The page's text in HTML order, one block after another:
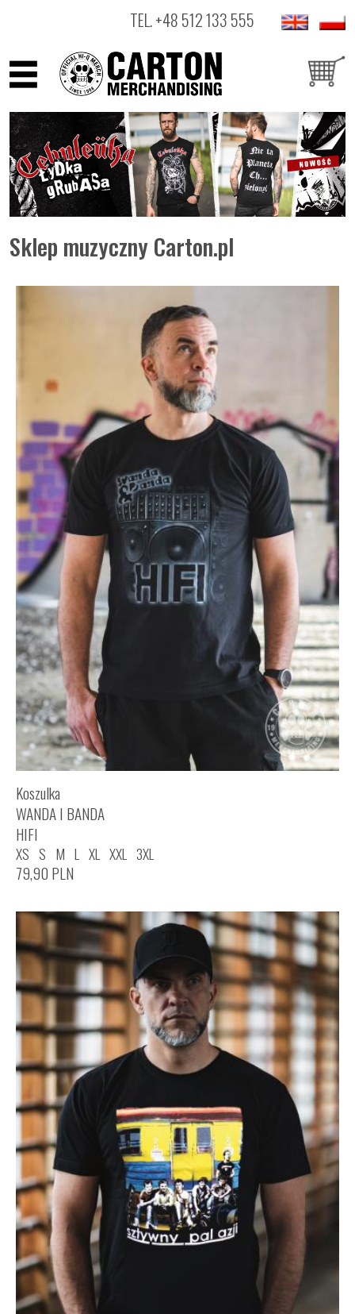
TEL.+48 512 133 555
ARTYŚCI
PRODUKTY
OUTLET
Sklep muzyczny Carton.pl
Koszulka
WANDA I BANDA
HIFI
XS S M L XL XXL 3XL
79,90 PLN